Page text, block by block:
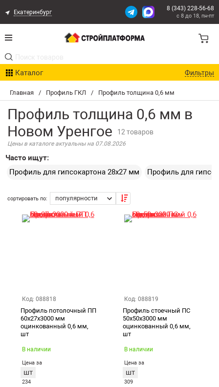
Главная / Профиль ГКЛ / Профиль толщина 0,6 мм
Профиль толщина 0,6 мм в
Новом Уренгое
12 товаров
Цены в каталоге актуальны на 07.08.2026
Часто ищут:
Профиль для гипсокартона 28х27 мм
Профиль для
сортировать по:
Код: 088818
Профиль потолочный ПП
60х27х3000 мм
оцинкованный 0,6 мм,
шт
В наличии
Цена за
шт
234
Код: 088819
Профиль стоечный ПС
50х50х3000 мм
оцинкованный 0,6 мм,
шт
В наличии
Цена за
шт
309
Екатеринбург
8 (343) 228-56-68
с 8 до 18, пн-пт
Каталог Фильтры
Акции
Расчет доставки
Организациям
Опыт поставок
Статьи
Контакты
Оплата и Доставка
Возврат товара